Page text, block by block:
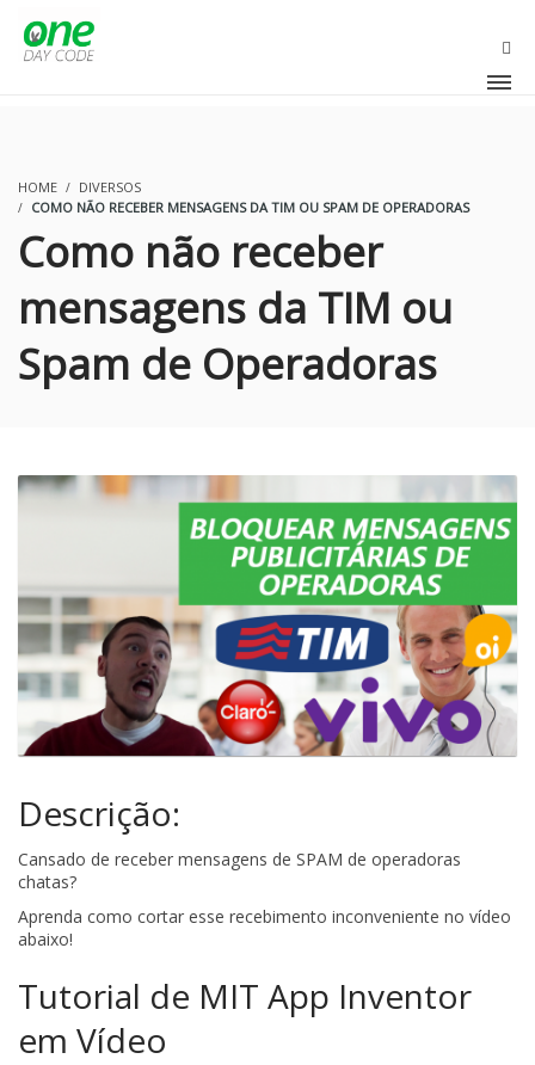
HOME
DIVERSOS
COMO NÃO RECEBER MENSAGENS DA TIM OU SPAM DE OPERADORAS
Como não receber
mensagens da TIM ou
Spam de Operadoras
Descrição:
Cansado de receber mensagens de SPAM de operadoras
chatas?
Aprenda como cortar esse recebimento inconveniente no vídeo
abaixo!
Tutorial de MIT App Inventor
em Vídeo